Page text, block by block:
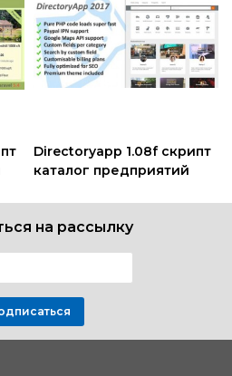
Directoryapp 1.08f скрипт
каталог предприятий
на рассылку